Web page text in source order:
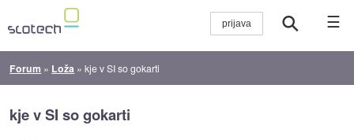
☰
Forum » Loža »kje v SI so gokarti
kje v SI so gokarti